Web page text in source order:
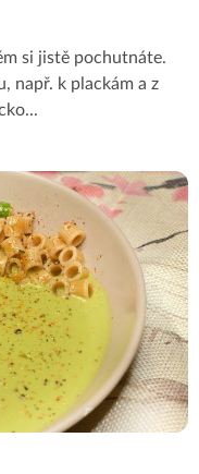
si jistě pochutnáte.
např. k plackám a z
...